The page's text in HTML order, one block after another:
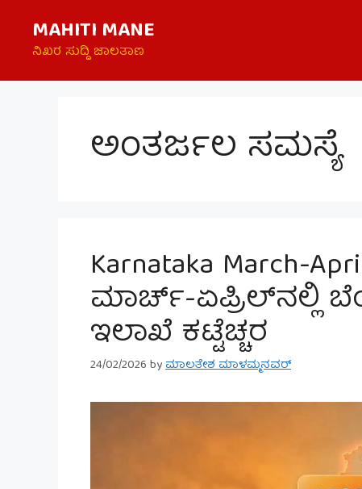
content
MAHITI MANE
ನಿಖರ ಸುದ್ದಿ ಜಾಲತಾಣ
ಅಂತರ್ಜಲ ಸಮಸ್ಯೆ
Karnataka March-
ಮಾರ್ಚ್-ಏಪ್ರಿಲ್‌ನಲ್ಲಿ
ಇಲಾಖೆ ಕಟ್ಟೆಚ್ಚರ
24/02/2026byಮಾಲತೇಶ ಮಾಳಮ್ಮನವರ್